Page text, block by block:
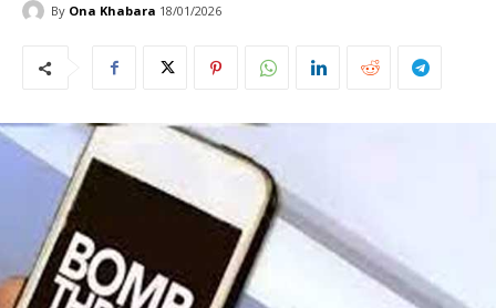
By Ona Khabara 18/01/2026